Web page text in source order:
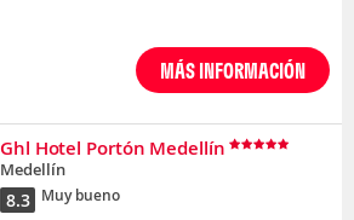
MÁS INFORMACIÓN
Ghl Hotel Portón Medellín
Medellín
8.3 Muy bueno